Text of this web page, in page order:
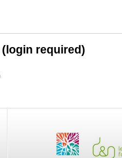
required)